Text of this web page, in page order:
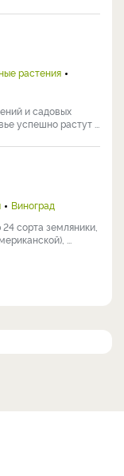
растения
и садовых
успешно растут ...
Виноград
сорта земляники,
...